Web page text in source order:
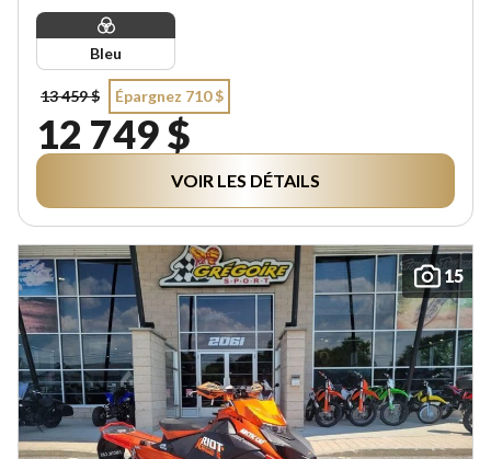
Bleu
13 459 $ Épargnez 710 $
12 749 $
VOIR LES DÉTAILS
15